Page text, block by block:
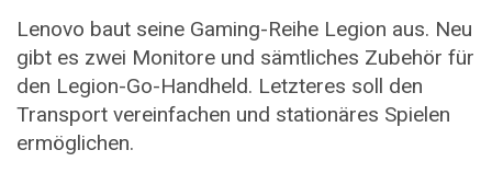
Lenovo baut seine Gaming-Reihe Legion aus. Neu
gibt es zwei Monitore und sämtliches Zubehör für
den Legion-Go-Handheld. Letzteres soll den
Transport vereinfachen und stationäres Spielen
ermöglichen.